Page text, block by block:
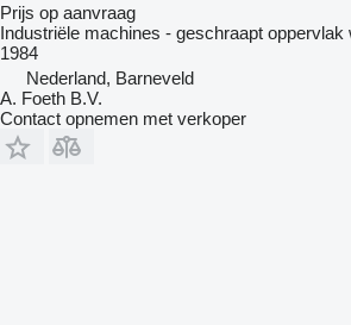
Prijs op aanvraag
Industriële machines - geschraapt
1984
Nederland, Barneveld
A. Foeth B.V.
Contact opnemen met verkoper